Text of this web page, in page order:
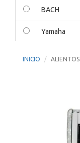
BACH
Yamaha
INICIO ALIENTOS